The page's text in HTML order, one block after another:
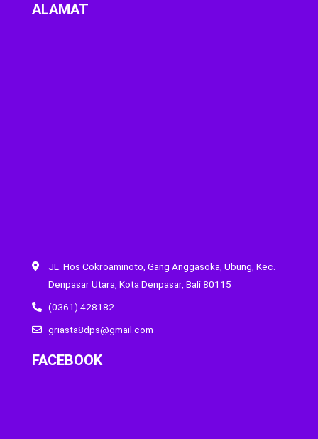
ALAMAT
JL. Hos Cokroaminoto, Gang Anggasoka, Ubung, Kec.
Denpasar Utara, Kota Denpasar, Bali 80115
(0361) 428182
griasta8dps@gmail.com
FACEBOOK